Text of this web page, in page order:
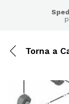
Torna a